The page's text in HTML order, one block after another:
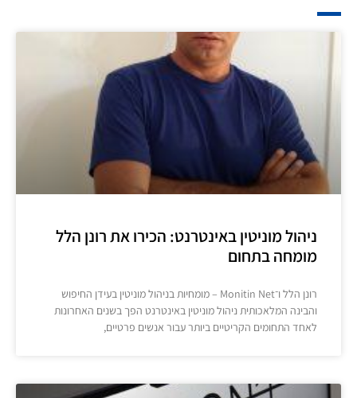
ניהול מוניטין באינטרנט: הכירו את רונן הלל
מומחה בתחום
רונן הלל ו־Monitin Net – מומחיות בניהול מוניטין בעידן החיפוש
והבינה המלאכותית ניהול מוניטין באינטרנט הפך בשנים האחרונות
לאחד התחומים הקריטיים ביותר עבור אנשים פרטיים,